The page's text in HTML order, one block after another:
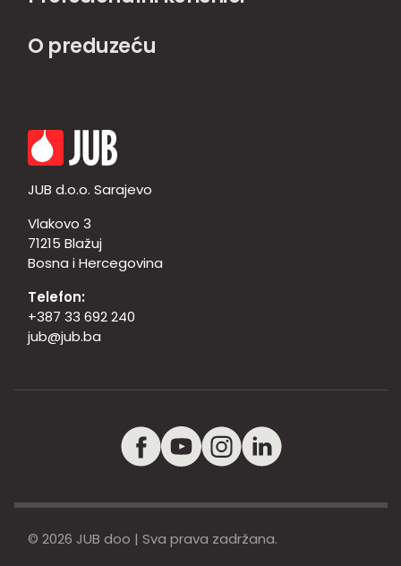
O preduzeću
JUB d.o.o. Sarajevo
Vlakovo 3
71215 Blažuj
Bosna i Hercegovina
Telefon:
+387 33 692 240
jub@jub.ba
© 2026 JUB doo | Sva prava zadržana.